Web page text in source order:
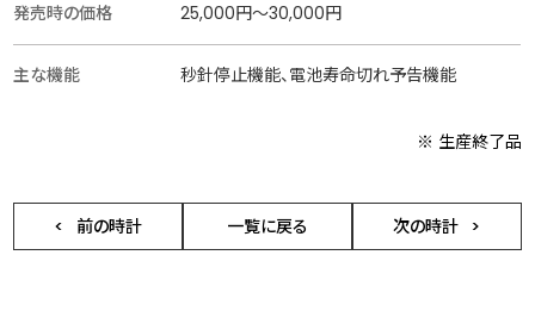
発売時の価格 25,000円〜30,000円
主な機能 秒針停止機能、電池寿命切れ予告機能
※ 生産終了品
前の時計 一覧に戻る 次の時計